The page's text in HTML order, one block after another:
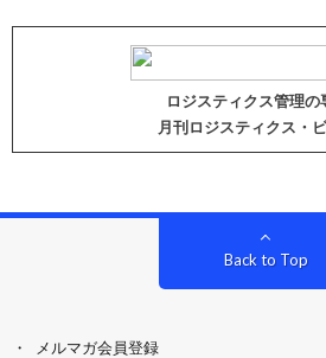
ロジスティクス管理の
月刊ロジスティクス・
Back to Top
メルマガ会員登録